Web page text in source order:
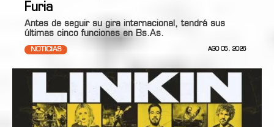
Furia
Antes de seguir su gira internacional, tendrá sus
últimas cinco funciones en Bs.As.
NOTICIAS AGO 05, 2026